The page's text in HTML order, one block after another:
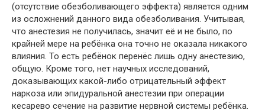
(отсутствие обезболивающего эффекта) является одним
из осложнений данного вида обезболивания. Учитывая,
что анестезия не получилась, значит её и не было, по
крайней мере на ребёнка она точно не оказала никакого
влияния. То есть ребёнок перенёс лишь одну анестезию,
общую. Кроме того, нет научных исследований,
доказывающих какой-либо отрицательный эффект
наркоза или эпидуральной анестезии при операции
кесарево сечение на развитие нервной системы ребёнка.